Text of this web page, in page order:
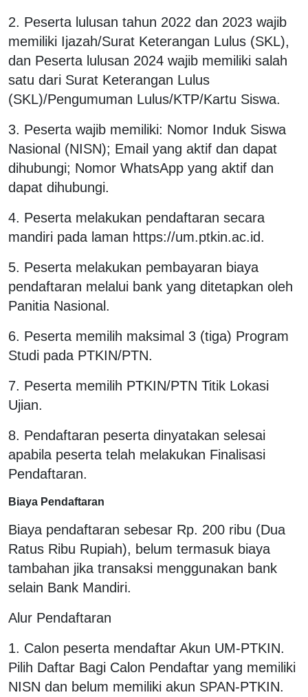
2. Peserta lulusan tahun 2022 dan 2023 wajib
memiliki Ijazah/Surat Keterangan Lulus (SKL),
dan Peserta lulusan 2024 wajib memiliki salah
satu dari Surat Keterangan Lulus
(SKL)/Pengumuman Lulus/KTP/Kartu Siswa.
3. Peserta wajib memiliki: Nomor Induk Siswa
Nasional (NISN); Email yang aktif dan dapat
dihubungi; Nomor WhatsApp yang aktif dan
dapat dihubungi.
4. Peserta melakukan pendaftaran secara
mandiri pada laman https://um.ptkin.ac.id.
5. Peserta melakukan pembayaran biaya
pendaftaran melalui bank yang ditetapkan oleh
Panitia Nasional.
6. Peserta memilih maksimal 3 (tiga) Program
Studi pada PTKIN/PTN.
7. Peserta memilih PTKIN/PTN Titik Lokasi
Ujian.
8. Pendaftaran peserta dinyatakan selesai
apabila peserta telah melakukan Finalisasi
Pendaftaran.
Biaya Pendaftaran
Biaya pendaftaran sebesar Rp. 200 ribu (Dua
Ratus Ribu Rupiah), belum termasuk biaya
tambahan jika transaksi menggunakan bank
selain Bank Mandiri.
Alur Pendaftaran
1. Calon peserta mendaftar Akun UM-PTKIN.
Pilih Daftar Bagi Calon Pendaftar yang memiliki
NISN dan belum memiliki akun SPAN-PTKIN.